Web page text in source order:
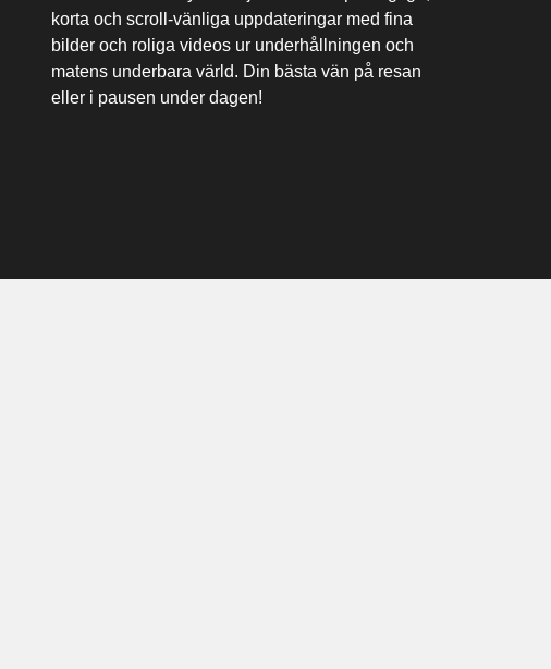
korta och scroll-vänliga uppdateringar med fina
bilder och roliga videos ur underhållningen och
matens underbara värld. Din bästa vän på resan
eller i pausen under dagen!